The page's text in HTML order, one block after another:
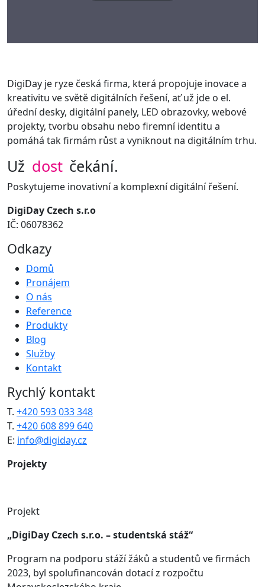
DigiDay je ryze česká firma, která propojuje inovace a
kreativitu ve světě digitálních řešení, ať už jde o el.
úřední desky, digitální panely, LED obrazovky, webové
projekty, tvorbu obsahu nebo firemní identitu a
pomáhá tak firmám růst a vyniknout na digitálním trhu.
Už dost čekání.
Poskytujeme inovativní a komplexní digitální řešení.
DigiDay Czech s.r.o
IČ: 06078362
Odkazy
Domů
Pronájem
O nás
Reference
Produkty
Blog
Služby
Kontakt
Rychlý kontakt
T. +420 593 033 348
T. +420 608 899 640
E: info@digiday.cz
Projekty
Projekt
„DigiDay Czech s.r.o. – studentská stáž“
Program na podporu stáží žáků a studentů ve firmách
2023, byl spolufinancován dotací z rozpočtu